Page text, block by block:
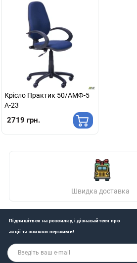
Крісло Практик 50/АМФ-5
А-23
2719 грн.
Швидка доставка
Підпишіться на розсилку, і дізнавайтеся про
акції та знижки першими!